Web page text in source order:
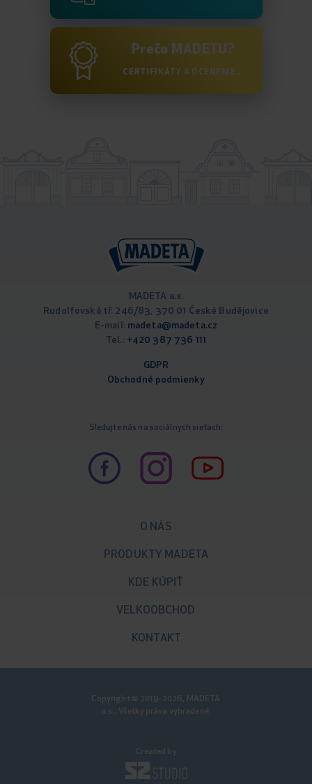
Prečo MADETU?
CERTIFIKÁTY A OCENENIE...
MADETA a.s.
Rudolfovská tř. 246/83, 370 01 České Budějovice
E-mail: madeta@madeta.cz
Tel.: +420 387 736 111
GDPR
Obchodné podmienky
Sledujte nás na sociálnych sieťach:
O NÁS
PRODUKTY MADETA
KDE KÚPIŤ
VELKOOBCHOD
KONTAKT
Copyright © 2019-2026, MADETA
a.s., Všetky práva vyhradené.
Created by